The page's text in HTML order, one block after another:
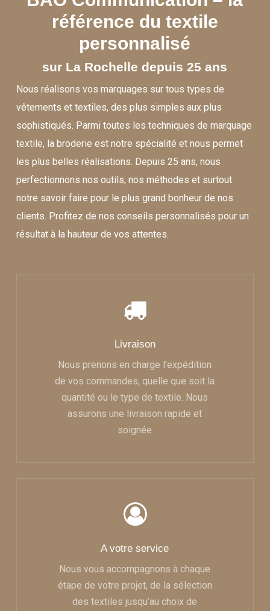
référence du textile
personnalisé
sur La Rochelle depuis 25 ans
Nous réalisons vos marquages sur tous types de
vêtements et textiles, des plus simples aux plus
sophistiqués. Parmi toutes les techniques de marquage
textile, la broderie est notre spécialité et nous permet
les plus belles réalisations. Depuis 25 ans, nous
perfectionnons nos outils, nos méthodes et surtout
notre savoir faire pour le plus grand bonheur de nos
clients. Profitez de nos conseils personnalisés pour un
résultat à la hauteur de vos attentes.
Livraison
Nous prenons en charge l’expédition
de vos commandes, quelle que soit la
quantité ou le type de textile. Nous
assurons une livraison rapide et
soignée
A votre service
Nous vous accompagnons à chaque
étape de votre projet, de la sélection
des textiles jusqu’au choix de